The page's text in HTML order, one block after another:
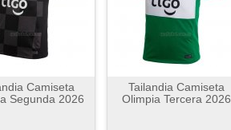
Camiseta
Segunda 2026
Tailandia Camiseta
Olimpia Tercera 2026